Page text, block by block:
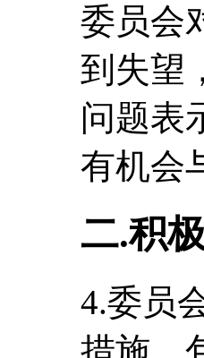
委员会
到失望
问题表
有机会
二.积
4.委员
措施，